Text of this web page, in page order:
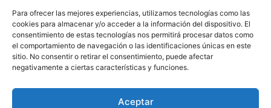
Para ofrecer las mejores experiencias, utilizamos tecnologías como las
cookies para almacenar y/o acceder a la información del dispositivo. El
consentimiento de estas tecnologías nos permitirá procesar datos como
el comportamiento de navegación o las identificaciones únicas en este
sitio. No consentir o retirar el consentimiento, puede afectar
negativamente a ciertas características y funciones.
Aceptar